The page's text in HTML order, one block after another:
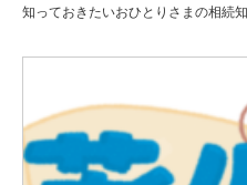
知っておきたいおひとりさまの相続